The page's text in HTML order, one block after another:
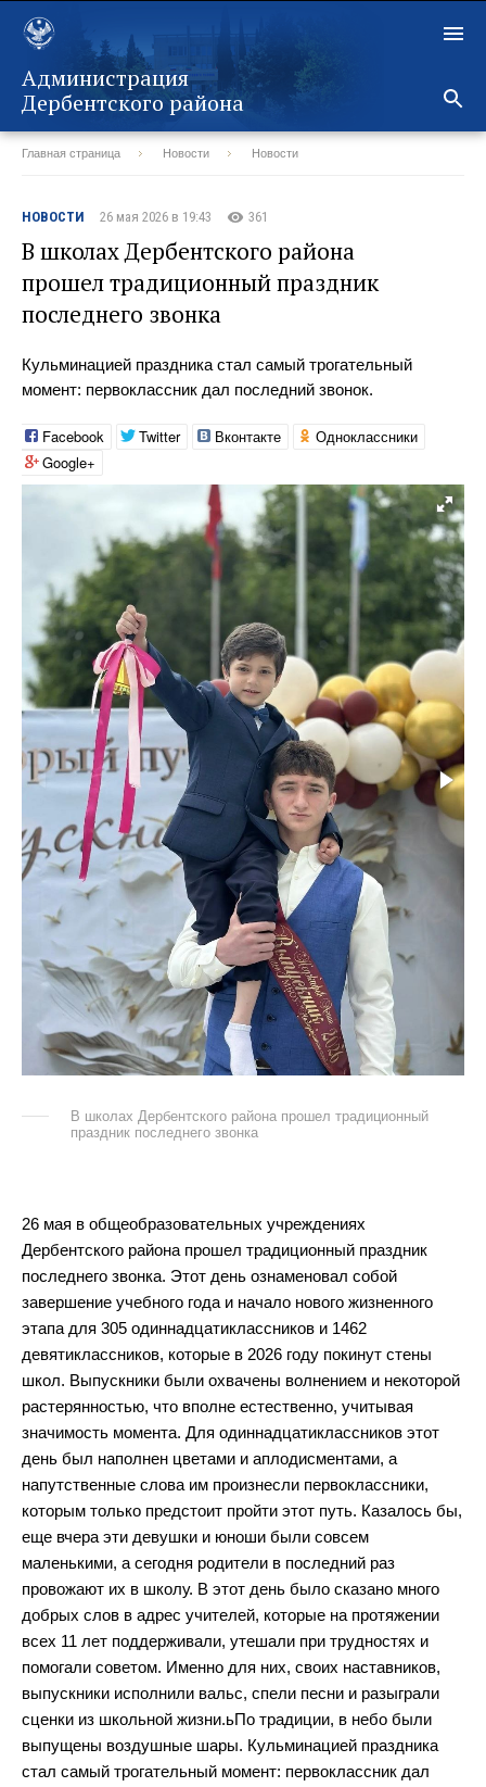
Администрация
Дербентского района
Главная страница Новости Новости
НОВОСТИ 26 мая 2026 в 19:43 361
В школах Дербентского района
прошел традиционный праздник
последнего звонка
Кульминацией праздника стал самый трогательный
момент: первоклассник дал последний звонок.
Facebook Twitter Вконтакте
Одноклассники
Google+
В школах Дербентского района прошел традиционный
праздник последнего звонка
26 мая в общеобразовательных учреждениях
Дербентского района прошел традиционный праздник
последнего звонка. Этот день ознаменовал собой
завершение учебного года и начало нового жизненного
этапа для 305 одиннадцатиклассников и 1462
девятиклассников, которые в 2026 году покинут стены
школ. Выпускники были охвачены волнением и некоторой
растерянностью, что вполне естественно, учитывая
значимость момента. Для одиннадцатиклассников этот
день был наполнен цветами и аплодисментами, а
напутственные слова им произнесли первоклассники,
которым только предстоит пройти этот путь. Казалось бы,
еще вчера эти девушки и юноши были совсем
маленькими, а сегодня родители в последний раз
провожают их в школу. В этот день было сказано много
добрых слов в адрес учителей, которые на протяжении
всех 11 лет поддерживали, утешали при трудностях и
помогали советом. Именно для них, своих наставников,
выпускники исполнили вальс, спели песни и разыграли
сценки из школьной жизни.ьПо традиции, в небо были
выпущены воздушные шары. Кульминацией праздника
стал самый трогательный момент: первоклассник дал